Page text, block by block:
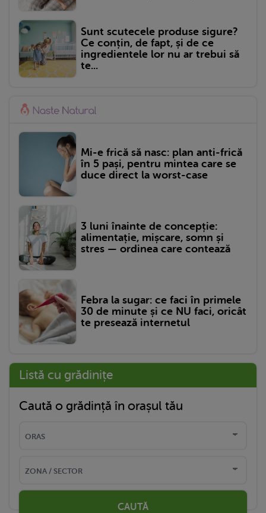
Sunt scutecele produse sigure?
Ce conțin, de fapt, și de ce
ingredientele lor nu ar trebui să
te...
Mi-e frică să nasc: plan anti-frică
în 5 pași, pentru mintea care se
duce direct la worst-case
3 luni înainte de concepție:
alimentație, mișcare, somn și
stres — ordinea care contează
Febra la sugar: ce faci în primele
30 de minute și ce NU faci, oricât
te presează internetul
Listă cu grădinițe
Caută o grădință în orașul tău
CAUTĂ